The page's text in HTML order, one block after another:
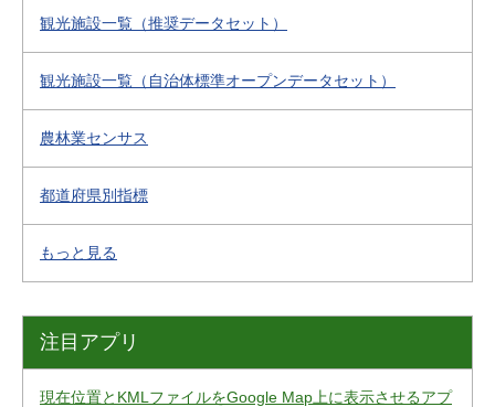
観光施設一覧（推奨データセット）
観光施設一覧（自治体標準オープンデータセット）
農林業センサス
都道府県別指標
もっと見る
注目アプリ
現在位置とKMLファイルをGoogle Map上に表示させるアプ